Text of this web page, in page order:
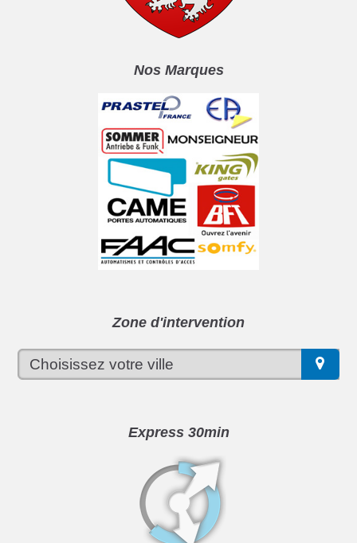
Nos Marques
Zone d'intervention
Express 30min